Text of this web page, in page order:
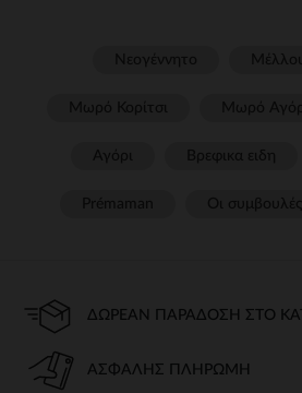
ΔΩΡΕΆΝ ΠΑΡΆΔΟΣΗ ΣΤΟ
ΑΣΦΑΛΉΣ ΠΛΗΡΩΜΉ